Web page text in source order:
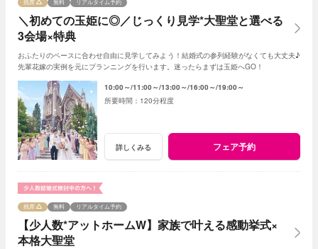
＼初めての玉姫に◎／じっくり見学*大聖堂と選べる
3会場×特典
残席 無料 リアルタイム予約
おふたりのペースに合わせ自由に見学してみよう！結婚式の参列経験がなくても大丈夫♪
先輩花嫁の実例を元にプランニングを行います。迷ったらまずは玉姫へGO！
10:00～ 11:00～ 13:00～ 16:00～ 19:00～
120分程度
詳しくみる フェア予約
【少人数*アットホームW】家族で叶える感動挙式×
本格大聖堂
残席 無料 リアルタイム予約